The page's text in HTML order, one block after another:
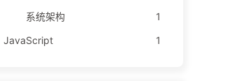
系统架构
1
JavaScript
1